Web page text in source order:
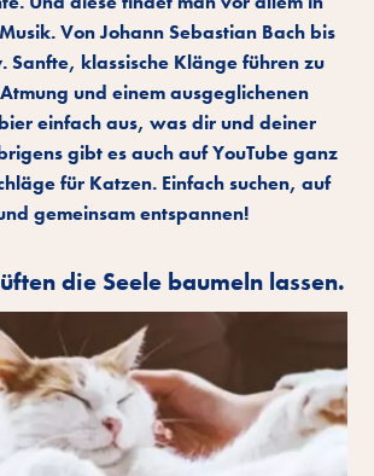
Von Johann Sebastian Bach bis
Sanfte, klassische Klänge führen zu
und einem ausgeglichenen
einfach aus, was dir und deiner
gibt es auch auf YouTube ganz
für Katzen. Einfach suchen, auf
gemeinsam entspannen!
die Seele baumeln lassen.